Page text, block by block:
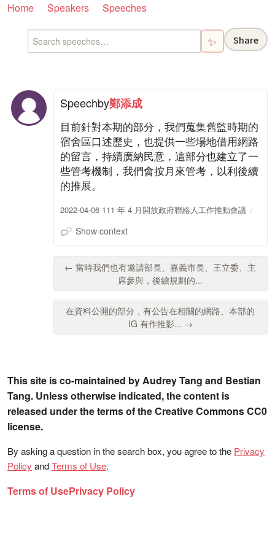
Home Speakers Speeches
✨ Share
Speechby鄭添成
目前針對本期的部分，我們蒐集舊監時期的
宿舍區口述歷史，也提供一些場地借用網路
的留言，持續廣納民意，這部分也建立了一
些管考機制，我們會按月來管考，以利後續
的推展。
2022-04-06 111 年 4 月開放政府聯絡人工作推動會議
Show context
← 當時我們也有邀請部長、嘉義市長、王立委、主
席參與，後續規劃的...
在資料公開的部分，有公告在相關的網路、本部的
IG 有作推影... →
This site is co-maintained by Audrey Tang and Bestian
Tang. Unless otherwise indicated, the content is
released under the terms of the Creative Commons CC0
license.
By asking a question in the search box, you agree to the Privacy
Policy andTerms of Use.
Terms of UsePrivacy Policy